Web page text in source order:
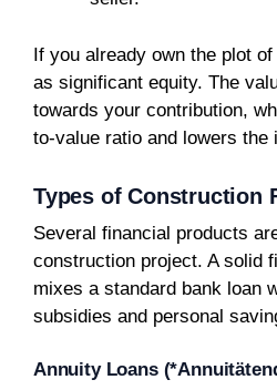
If you already own the plot
as significant equity. The
towards your contribution,
to-value ratio and lowers the
Types of Construction
Several financial products
construction project. A solid
mixes a standard bank loan
subsidies and personal
Annuity Loans